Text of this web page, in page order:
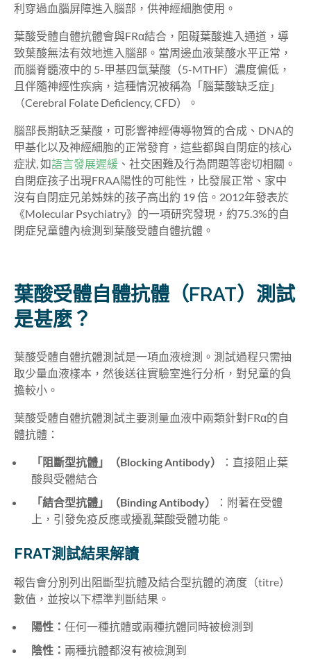
利穿過血腦屏障進入腦部，供神經細胞使用。
葉酸受體自體抗體會與FRα結合，阻礙葉酸進入通道，導
致葉酸無法有效地進入腦部。當周邊血液葉酸水平正常，
而腦脊髓液中的 5-甲基四氫葉酸（5-MTHF）濃度偏低，
且伴隨神經性疾病，這種情況被稱為「腦葉酸缺乏症」
（Cerebral Folate Deficiency, CFD）。
腦部長期缺乏葉酸，可影響神經傳導物質的合成、DNA的
甲基化以及神經細胞的正常發育，這些都與自閉症的核心
症狀, 如語言發展遲緩 、社交困難及行為問題等密切相關。
自閉症孩子出現FRAA陽性的可能性，比發展正常、家中
沒有自閉症兄弟姊妹的孩子高出約 19 倍。2012年發表於
《Molecular Psychiatry》的一項研究發現，約75.3%的自
閉症兒童體內檢測到葉酸受體自體抗體。
葉酸受體自體抗體（FRAT）測試
是甚麼？
葉酸受體自體抗體測試是一項血液檢測。測試過程只需抽
取少量血液樣本，然後送往實驗室進行分析，對兒童的負
擔較小。
葉酸受體自體抗體測試主要測量血液中兩類針對FRα的自
體抗體：
「阻斷型抗體」（Blocking Antibody）
：直接阻止葉
酸與受體結合
「結合型抗體」（Binding Antibody）
：附著在受體
上，引發免疫反應或擾亂葉酸受體功能。
FRAT測試結果解讀
報告會分別列出阻斷型抗體及結合型抗體的滴度（titre）
數值，並按以下標準判斷結果。
陽性： 任何一種抗體或兩種抗體同時被檢測到
陰性： 兩種抗體都沒有被檢測到